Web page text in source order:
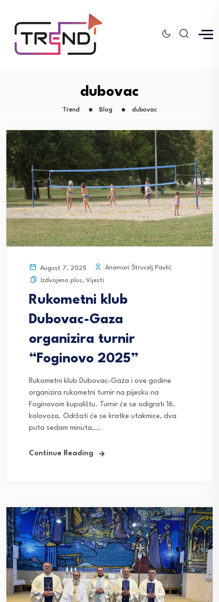
dubovac
Trend Blog dubovac
August 7, 2025
Anamari Štrucelj Pavlić
Izdvojeno plus, Vijesti
Rukometni klub
Dubovac-Gaza
organizira turnir
“Foginovo 2025”
Rukometni klub Dubovac-Gaza i ove godine
organizira rukometni turnir na pijesku na
Foginovom kupalištu. Turnir će se odigrati 16.
kolovoza. Održati će se kratke utakmice, dva
puta sedam minuta,...
Continue Reading